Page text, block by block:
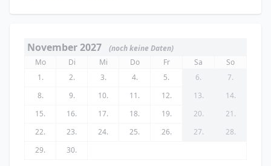
November 2027
(noch keine Daten)
Mo
Di Mi Do Fr Sa
So
1.
2. 3. 4. 5. 6.
7.
8.
9. 10. 11. 12. 13.
14.
15.
16. 17. 18. 19. 20.
21.
22.
23. 24. 25. 26. 27.
28.
29.
30.